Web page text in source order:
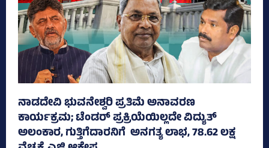
ನಾಡದೇವಿ ಭುವನೇಶ್ವರಿ ಪ್ರತಿಮೆ ಅನಾವರಣ
ಕಾರ್ಯಕ್ರಮ; ಟೆಂಡರ್ ಪ್ರಕ್ರಿಯೆಯಿಲ್ಲದೇ ವಿದ್ಯುತ್‌
ಅಲಂಕಾರ, ಗುತ್ತಿಗೆದಾರನಿಗೆ ಅನಗತ್ಯ ಲಾಭ, 78.62 ಲಕ್ಷ